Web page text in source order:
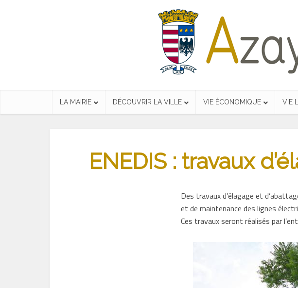
LA MAIRIE DÉCOUVRIR LA VILLE VIE ÉCONOMIQUE VIE
ENEDIS : travaux
Des travaux d’élagage et
et de maintenance des lignes
Ces travaux seront réalisés par